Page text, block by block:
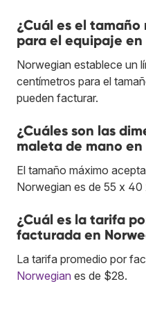
¿Cuál es el
para el equipaje en
Norwegian establece un
centímetros para el
pueden facturar.
¿Cuáles son las
maleta de mano en
El tamaño máximo
Norwegian es de 55 x 40
¿Cuál es la tarifa
facturada en
La tarifa promedio por
Norwegian es de $28.